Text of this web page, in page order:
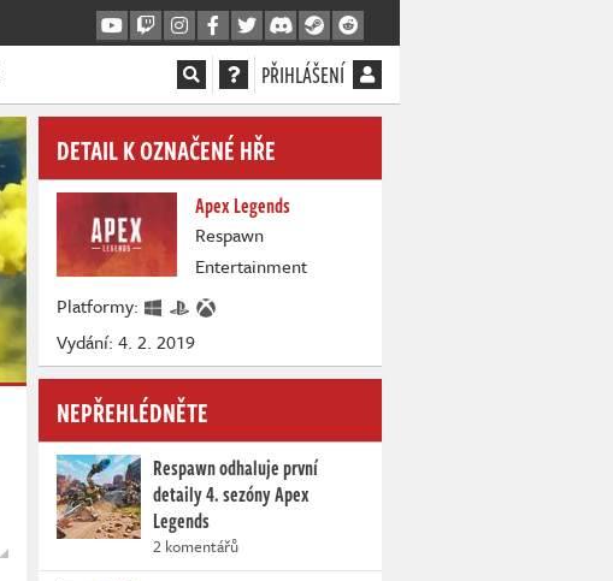
PŘIHLÁŠENÍ
DETAIL K OZNAČENÉ HŘE
Apex Legends
Respawn
Entertainment
Platformy:
Vydání: 4. 2. 2019
NEPŘEHLÉDNĚTE
Respawn odhaluje první
detaily 4. sezóny Apex
Legends
2 komentářů